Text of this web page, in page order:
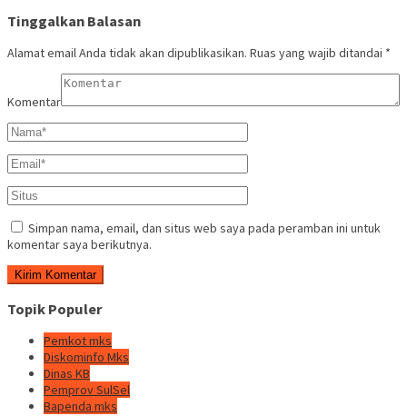
Tinggalkan Balasan
Alamat email Anda tidak akan dipublikasikan. Ruas yang wajib ditandai *
Komentar
Simpan nama, email, dan situs web saya pada peramban ini untuk
komentar saya berikutnya.
Topik Populer
Pemkot mks
Diskominfo Mks
Dinas KB
Pemprov SulSel
Bapenda mks